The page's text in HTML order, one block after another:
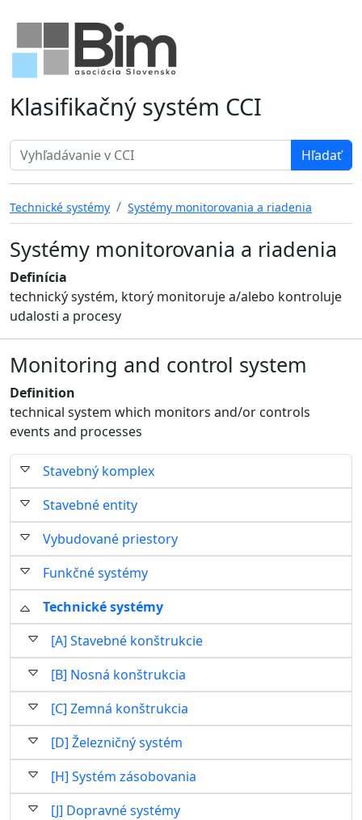
Klasifikačný systém CCI
Search term
Stavebný komplex
Stavebné entity
Vybudované priestory
Funkčné systémy
Technické systémy
[A] Stavebné konštrukcie
[B] Nosná konštrukcia
[C] Zemná konštrukcia
[D] Železničný systém
[H] Systém zásobovania
[J] Dopravné systémy
Technické systémy Systémy monitorovania a riadenia
Systémy monitorovania a riadenia
Definícia
technický systém, ktorý monitoruje a/alebo kontroluje
udalosti a procesy
Monitoring and control system
Definition
technical system which monitors and/or controls
events and processes